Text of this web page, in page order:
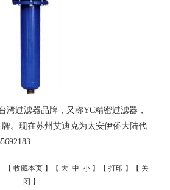
湾过滤器品牌，又称YC精密过滤器，
。现在苏州艾迪克为太安伊侨大陆代
【 收藏本页 】【 大 中 小 】【 打印 】【 关
闭 】